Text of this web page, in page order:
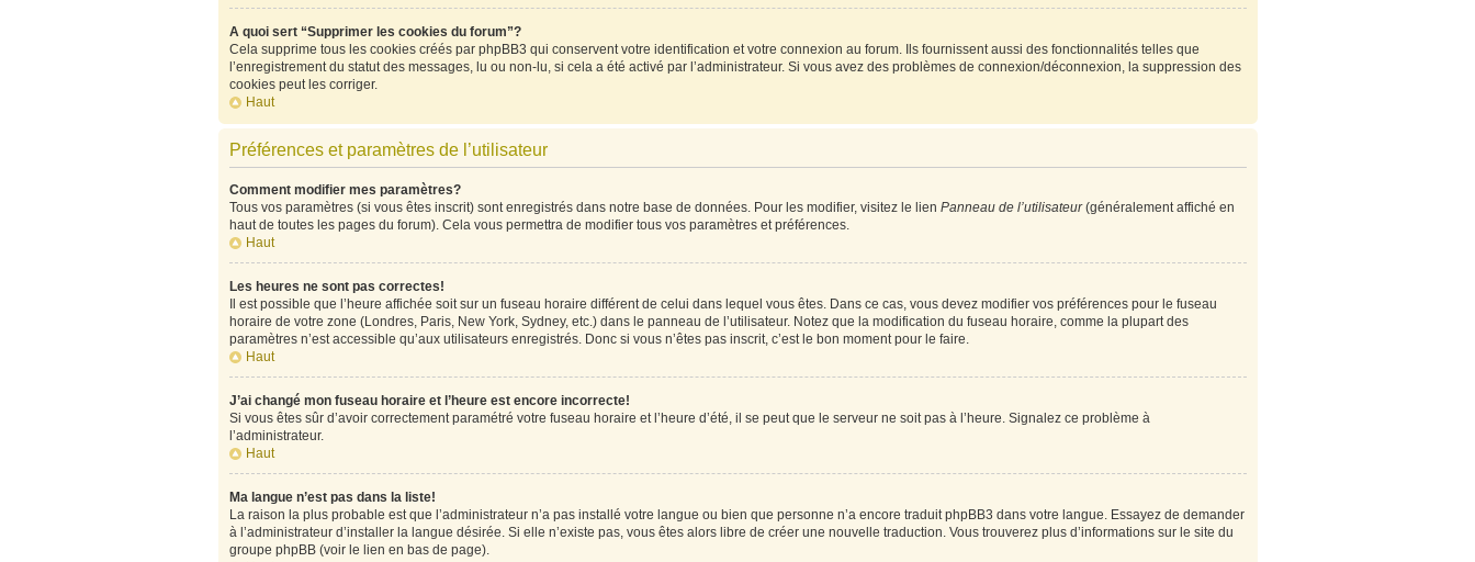
A quoi sert “Supprimer les cookies du forum”?
Cela supprime tous les cookies créés par phpBB3 qui conservent votre identification et votre connexion au forum. Ils fournissent aussi des fonctionnalités telles que
l’enregistrement du statut des messages, lu ou non-lu, si cela a été activé par l’administrateur. Si vous avez des problèmes de connexion/déconnexion, la suppression des
cookies peut les corriger.
Haut
Préférences et paramètres de l’utilisateur
Comment modifier mes paramètres?
Tous vos paramètres (si vous êtes inscrit) sont enregistrés dans notre base de données. Pour les modifier, visitez le lien Panneau de l’utilisateur(généralement affiché en
haut de toutes les pages du forum). Cela vous permettra de modifier tous vos paramètres et préférences.
Haut
Les heures ne sont pas correctes!
Il est possible que l’heure affichée soit sur un fuseau horaire différent de celui dans lequel vous êtes. Dans ce cas, vous devez modifier vos préférences pour le fuseau
horaire de votre zone (Londres, Paris, New York, Sydney, etc.) dans le panneau de l’utilisateur. Notez que la modification du fuseau horaire, comme la plupart des
paramètres n’est accessible qu’aux utilisateurs enregistrés. Donc si vous n’êtes pas inscrit, c’est le bon moment pour le faire.
Haut
J’ai changé mon fuseau horaire et l’heure est encore incorrecte!
Si vous êtes sûr d’avoir correctement paramétré votre fuseau horaire et l’heure d’été, il se peut que le serveur ne soit pas à l’heure. Signalez ce problème à
l’administrateur.
Haut
Ma langue n’est pas dans la liste!
La raison la plus probable est que l’administrateur n’a pas installé votre langue ou bien que personne n’a encore traduit phpBB3 dans votre langue. Essayez de demander
à l’administrateur d’installer la langue désirée. Si elle n’existe pas, vous êtes alors libre de créer une nouvelle traduction. Vous trouverez plus d’informations sur le site du
groupe phpBB (voir le lien en bas de page).